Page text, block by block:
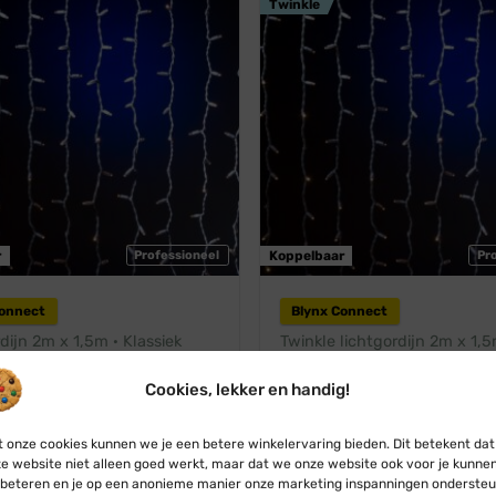
Cookies, lekker en handig!
onze cookies kunnen we je een betere winkelervaring bieden. Dit betekent dat
website niet alleen goed werkt, maar dat we onze website ook voor je
en je op een anonieme manier onze marketing inspanningen
Professioneel
2m x 1,5m · Klassiek
Wit snoer · IP67
Oorspronkelijke
prijs
was:
€
Twinkle
Koppelbaar
Blynx Connect
Twinkle lichtgordijn 2m x
Twinkle
€115,45
wit